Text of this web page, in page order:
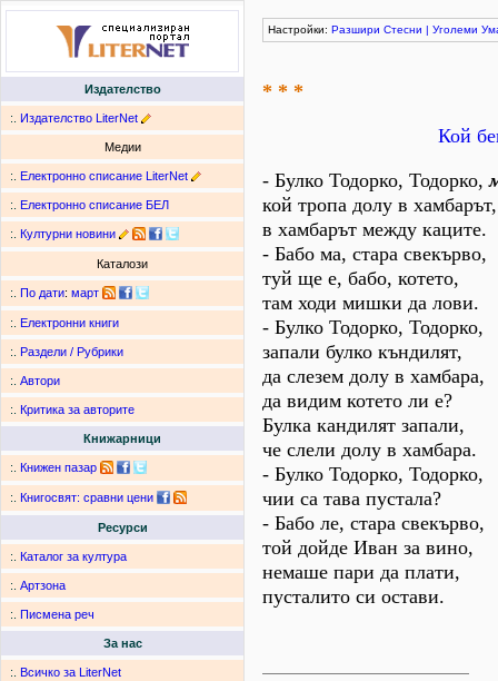
Издателство
:. Издателство LiterNet
Медии
:. Електронно списание LiterNet
:. Електронно списание БЕЛ
:. Културни новини
Каталози
:. По дати: март
:. Електронни книги
:. Раздели / Рубрики
:. Автори
:. Критика за авторите
Книжарници
:. Книжен пазар
:. Книгосвят: сравни цени
Ресурси
:. Каталог за култура
:. Артзона
:. Писмена реч
За нас
:. Всичко за LiterNet
Настройки: Разшири Стесни | Уголеми
* * *
Кой
- Булко Тодорко, Тодорко,
кой тропа долу в хамбарът,
в хамбарът между каците.
- Бабо ма, стара свекърво,
туй ще е, бабо, котето,
там ходи мишки да лови.
- Булко Тодорко, Тодорко,
запали булко къндилят,
да слезем долу в хамбара,
да видим котето ли е?
Булка кандилят запали,
че слели долу в хамбара.
- Булко Тодорко, Тодорко,
чии са тава пустала?
- Бабо ле, стара свекърво,
той дойде Иван за вино,
немаше пари да плати,
пусталито си остави.